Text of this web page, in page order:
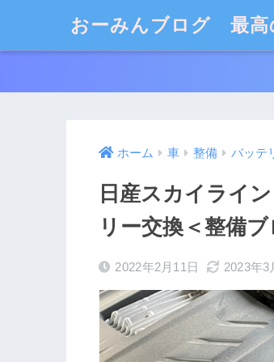
おーみんブログ 最高
ホーム 車 整備 バッテ
日産スカイライ
リー交換＜整備ブ
2022年2月11日 2023年3